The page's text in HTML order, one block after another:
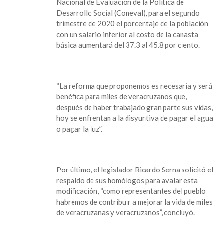
Nacional de Evaluación de la Política de
Desarrollo Social (Coneval), para el segundo
trimestre de 2020 el porcentaje de la población
con un salario inferior al costo de la canasta
básica aumentará del 37.3 al 45.8 por ciento.
“La reforma que proponemos es necesaria y será
benéfica para miles de veracruzanos que,
después de haber trabajado gran parte sus vidas,
hoy se enfrentan a la disyuntiva de pagar el agua
o pagar la luz”.
Por último, el legislador Ricardo Serna solicitó el
respaldo de sus homólogos para avalar esta
modificación, “como representantes del pueblo
habremos de contribuir a mejorar la vida de miles
de veracruzanas y veracruzanos”, concluyó.